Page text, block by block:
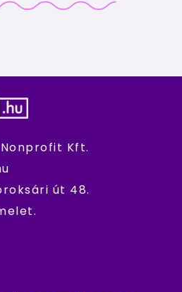
Nonprofit Kft.
út 48.